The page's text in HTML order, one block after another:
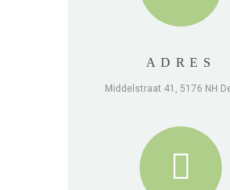
ADRES
Middelstraat 41, 5176 NH